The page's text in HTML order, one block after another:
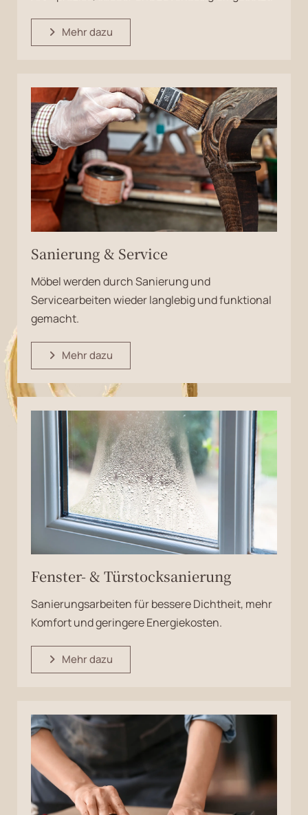
Mehr dazu
Sanierung & Service
Möbel werden durch Sanierung und
Servicearbeiten wieder langlebig und funktional
gemacht.
Mehr dazu
Fenster- & Türstocksanierung
Sanierungsarbeiten für bessere Dichtheit, mehr
Komfort und geringere Energiekosten.
Mehr dazu